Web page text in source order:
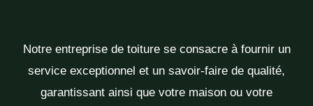
Notre entreprise de toiture se consacre à fournir un
service exceptionnel et un savoir-faire de qualité,
garantissant ainsi que votre maison ou votre